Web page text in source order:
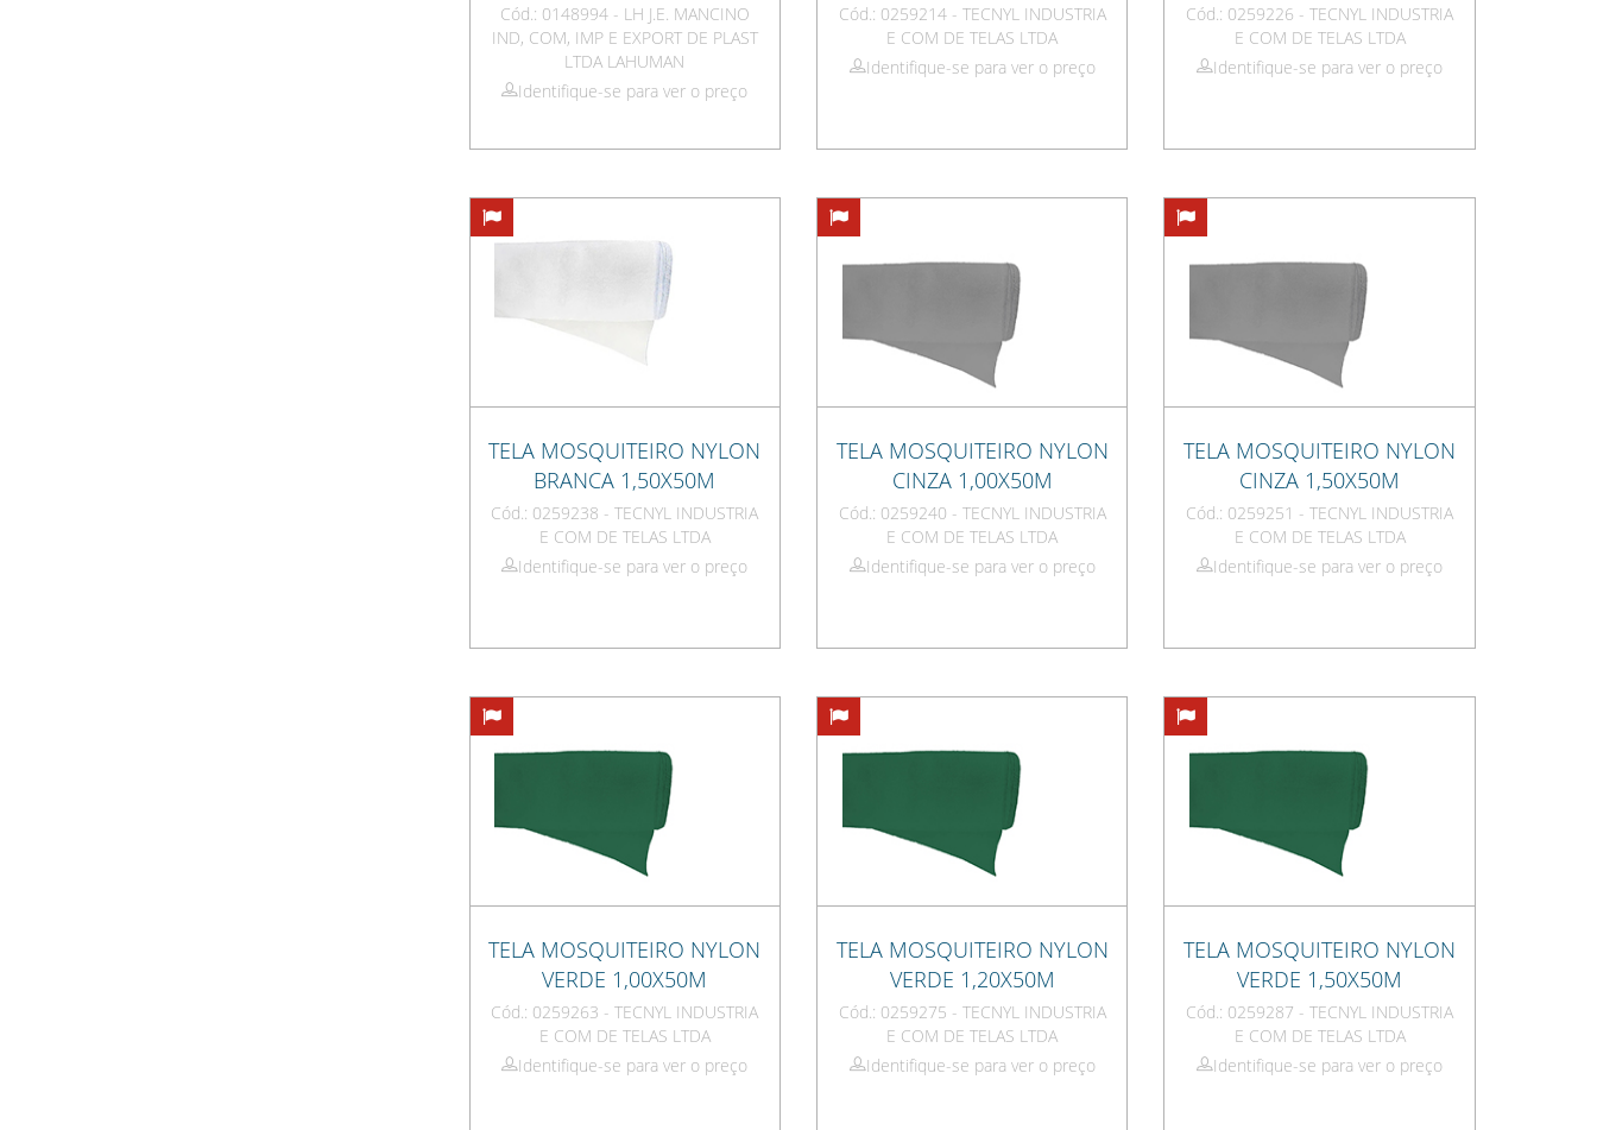
Cód.: 0148994 - LH J.E. MANCINO
IND, COM, IMP E EXPORT DE PLAST
LTDA LAHUMAN
Identifique-se para ver o preço
Cód.: 0259214 - TECNYL INDUSTRIA
E COM DE TELAS LTDA
Identifique-se para ver o preço
Cód.: 0259226 - TECNYL INDUSTRIA
E COM DE TELAS LTDA
Identifique-se para ver o preço
TELA MOSQUITEIRO NYLON
BRANCA 1,50X50M
Cód.: 0259238 - TECNYL INDUSTRIA
E COM DE TELAS LTDA
Identifique-se para ver o preço
TELA MOSQUITEIRO NYLON
CINZA 1,00X50M
Cód.: 0259240 - TECNYL INDUSTRIA
E COM DE TELAS LTDA
Identifique-se para ver o preço
TELA MOSQUITEIRO NYLON
CINZA 1,50X50M
Cód.: 0259251 - TECNYL INDUSTRIA
E COM DE TELAS LTDA
Identifique-se para ver o preço
TELA MOSQUITEIRO NYLON
VERDE 1,00X50M
Cód.: 0259263 - TECNYL INDUSTRIA
E COM DE TELAS LTDA
Identifique-se para ver o preço
TELA MOSQUITEIRO NYLON
VERDE 1,20X50M
Cód.: 0259275 - TECNYL INDUSTRIA
E COM DE TELAS LTDA
Identifique-se para ver o preço
TELA MOSQUITEIRO NYLON
VERDE 1,50X50M
Cód.: 0259287 - TECNYL INDUSTRIA
E COM DE TELAS LTDA
Identifique-se para ver o preço